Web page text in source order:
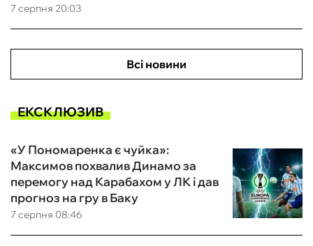
7 серпня 20:03
Всі новини
ЕКСКЛЮЗИВ
7 серпня 08:46
«У Пономаренка є чуйка»:
Максимов похвалив Динамо за
перемогу над Карабахом у ЛК і дав
прогноз на гру в Баку